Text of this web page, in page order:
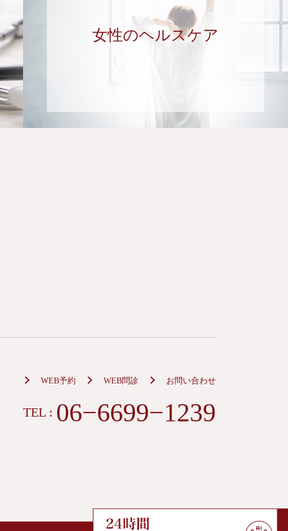
女性のヘルスケア
WEB予約 WEB問診 お問い合わせ
TEL : 06−6699−1239